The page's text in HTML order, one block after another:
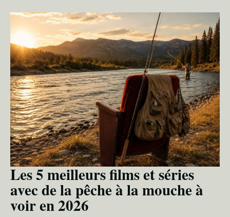
Les 5 meilleurs films et séries
avec de la pêche à la mouche à
voir en 2026